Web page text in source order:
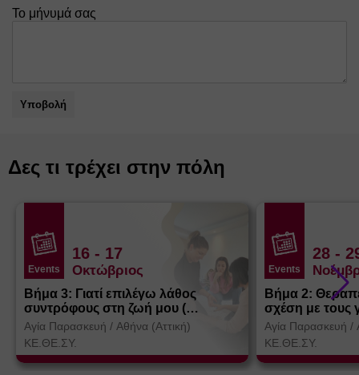
Το μήνυμά σας
Υποβολή
Δες τι τρέχει στην πόλη
Events
16 - 17
Οκτώβριος
Βήμα 3: Γιατί επιλέγω λάθος
συντρόφους στη ζωή μου (
Θεσσαλονίκη)
Αγία Παρασκευή / Αθήνα (Αττική)
ΚΕ.ΘΕ.ΣΥ.
Events
28 -
Βήμα 2:
σχέση με τους
Αγία Παρασκευή /
ΚΕ.ΘΕ.ΣΥ.